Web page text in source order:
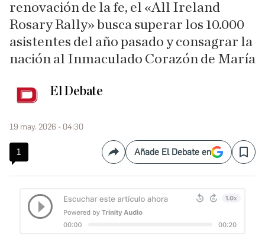
renovación de la fe, el «All Ireland
Rosary Rally» busca superar los 10.000
asistentes del año pasado y consagrar la
nación al Inmaculado Corazón de María
El Debate
19 may. 2026 - 04:30
1 CompartirAñade El Debate en Save